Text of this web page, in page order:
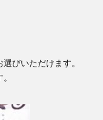
びいただけます。